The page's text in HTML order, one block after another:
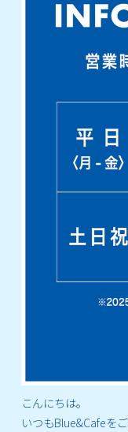
こんにちは。
いつもBlue&Cafeを